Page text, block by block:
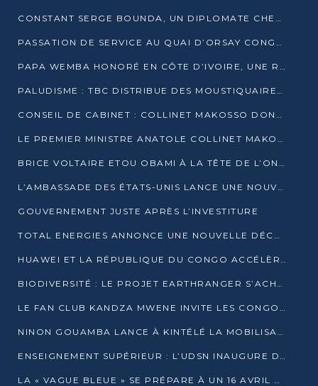
CONSTANT SERGE BOUNDA, UN DIPLOMATE CHEVRONNÉ AUX COMMANDES DES AFFAIRES ÉTRANGÈRES
PASSATION DE SERVICE AU QUAI D’ORSAY CONGOLAIS : GAKOSSO PASSE LE FLAMBEAU À BOUNDA
PAPA WEMBA HONORÉ EN CÔTE D’IVOIRE, UNE RUE PORTE DÉSORMAIS SON NOM
PALUDISME : TBC DISTRIBUE DES MOUSTIQUAIRES DANS DEUX CSI DE BRAZZAVILLE
CONSEIL DE CABINET : COLLINET MAKOSSO DONNE SES DERNIÈRES ORIENTATIONS
LE PREMIER MINISTRE ANATOLE COLLINET MAKOSSO DÉMISSIONNE AVEC SON GOUVERNEMENT
BRICE VOLTAIRE ETOU OBAMI À LA TÊTE DE L’ONEC-C POUR TROIS ANS
L’AMBASSADE DES ÉTATS-UNIS LANCE UNE NOUVELLE COHORTE DU PROGRAMME ACCESS MICRO-SCHOLARSHIP
GOUVERNEMENT JUSTE APRÈS L’INVESTITURE
TOTAL ENERGIES ANNONCE UNE NOUVELLE DÉCOUVERTE D’HYDROCARBURES SUR LE PERMIS MOHO AU LARGE DU CONGO
HUAWEI ET LA RÉPUBLIQUE DU CONGO ACCÉLÈRENT LEUR PARTENARIAT
BIODIVERSITÉ : LE PROJET EARTHRANGER S’ACHÈVE, MAIS LES DÉFIS DEMEURENT
LE FAN CLUB KANDZA MWENE INVITE LES CONGOLAIS À UNE FORTE AFFLUENCE AU STADE DE KINTÉLÉ
NINON GOUAMBA LANCE À KINTÉLÉ LA MOBILISATION POUR L’INVESTITURE DR DSN
ENSEIGNEMENT SUPÉRIEUR : L’UDSN INAUGURE DES LABORATOIRES POUR BOOSTER LA FORMATION PRATIQUE
LA « VAGUE BLEUE » SE PRÉPARE À UN 16 AVRIL HISTORIQUE